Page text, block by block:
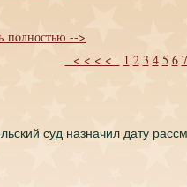
пoлностью -->
< < < <
1 2 3 4 5 6 7
суд назначил дату